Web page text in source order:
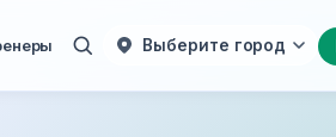
Выберите город